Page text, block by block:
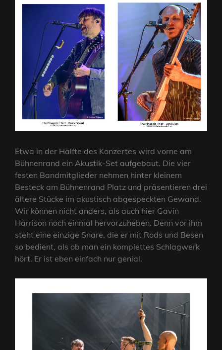
Etwa in der Hälfte des Konzertes wird vorne am
Bühnenrand ein Akustik-Set aufgebaut. Die vier
festen Bandmitglieder nehmen hinter kleinem
Besteck am Bühnenrand Platz und präsentieren drei
ältere Stücke im akustisch abgespeckten Gewand.
Wir können nicht anders, als auch hier Gavin
Harrison noch einmal hervorzuheben. Denn vor ihm
steht eine einzige Snare, die er mit Rods und Besen
so bedient, als ob man ein komplettes Schlagwerk
hört. Er ist eben einfach nur genial.